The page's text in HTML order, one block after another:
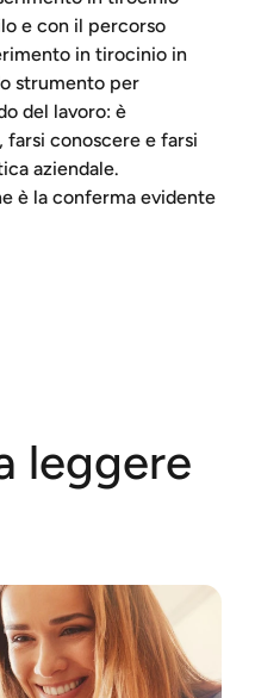
e con il percorso
in tirocinio in
strumento per
del lavoro: è
farsi conoscere e farsi
aziendale.
è la conferma evidente
leggere